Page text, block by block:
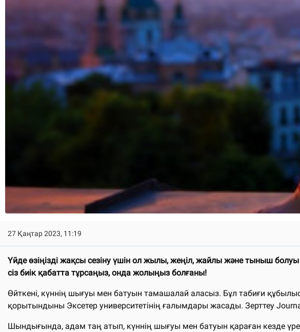
27 Қаңтар 2023, 11:19
Үйде өзіңізді жақсы сезіну үшін ол жылы, жеңіл, жайлы және тыныш болуы
сіз биік қабатта тұрсаңыз, онда жолыңыз болғаны!
Өйткені, күннің шығуы мен батуын тамашалай аласыз. Бұл табиғи
қорытындыны Эксетер университетінің ғалымдары жасады. Зерттеу
Шындығында, адам таң атып, күннің шығуы мен батуын қараған кезде